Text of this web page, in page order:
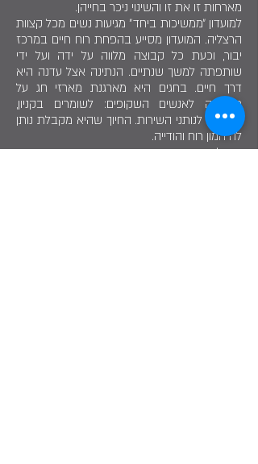
מארחות זו את זו והשינוי ניכר בחייהן.
למועדון ״ממשיכות ביחד״ מגיעות נשים מכל קצוות
הרצליה. המועדון מסייע בהפחת רוח חיים במרכז
יבור, וכעת כל קבוצה מלווה על ידה ועל ידי
שותפתה למשך שנתיים. הנתינה אצל עדנה היא
דרך חיים. בחגים היא מארגנת מארזי חג על
חשבונה לאנשים השקופים: לשומרים בקניון,
למנקים, לנותני השירות. החיוך שהיא מקבלת נותן
לה המון רוח והודייה.
הרצליה עבורה היא עיר תוססת וחיה. באזור